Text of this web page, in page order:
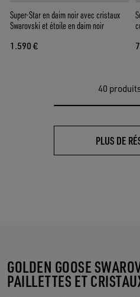
Super-Star en daim noir avec cristaux
Swarovski et étoile en daim noir
1.590 €
40
PLUS DE
GOLDEN GOOSE
PAILLETTES ET